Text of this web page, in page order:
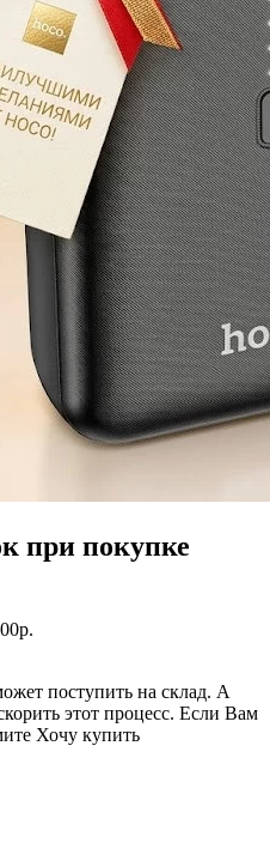
при покупке
поступить на склад. А
этот процесс. Если Вам
Хочу купить